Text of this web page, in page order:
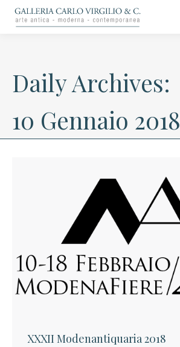
Carlo Virgilio & C.
Arte moderna e contemporanea
Daily Archives:
10 Gennaio 2018
XXXII Modenantiquaria 2018